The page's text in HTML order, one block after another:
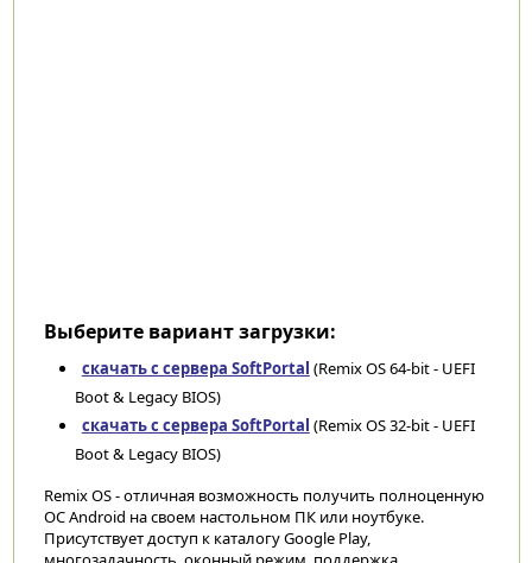
Выберите вариант загрузки:
скачать с сервера SoftPortal (Remix OS 64-bit - UEFI
Boot & Legacy BIOS)
скачать с сервера SoftPortal (Remix OS 32-bit - UEFI
Boot & Legacy BIOS)
Remix OS - отличная возможность получить полноценную
ОС Android на своем настольном ПК или ноутбуке.
Присутствует доступ к каталогу Google Play,